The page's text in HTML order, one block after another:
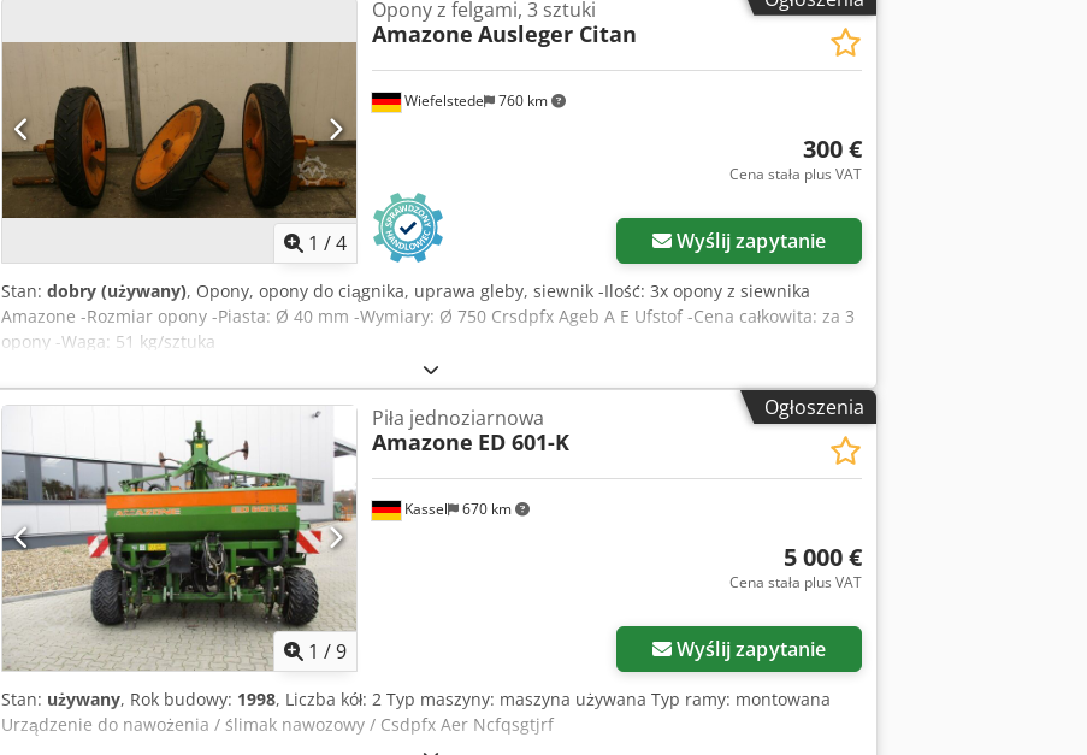
przypadku pytań dotyczących pojazdu lub dodatkowych informacji zapraszamy do kontaktu przez
WhatsApp Whatsapp Whatsapp ----Zastrzeżenie błędów i sprzedaży pośredniej.
1 /4
Wiefelstede 760 km
Opony z felgami, 3 sztuki
Amazone Ausleger Citan
300 €
Cena stała plus VAT
Wyślij zapytanie
Stan: dobry (używany), Opony, opony do ciągnika, uprawa gleby, siewnik -Ilość: 3x opony z siewnika
Amazone -Rozmiar opony -Piasta: Ø 40 mm -Wymiary: Ø 750 Crsdpfx Ageb A E Ufstof -Cena całkowita: za 3
opony -Waga: 51 kg/sztuka
Ogłoszenia
1 /9
Kassel 670 km
Piła jednoziarnowa
Amazone ED 601-K
5 000 €
Cena stała plus VAT
Wyślij zapytanie
Stan: używany, Rok budowy: 1998, Liczba kół: 2 Typ maszyny: maszyna używana Typ ramy: montowana
Urządzenie do nawożenia / ślimak nawozowy / Csdpfx Aer Ncfqsgtjrf